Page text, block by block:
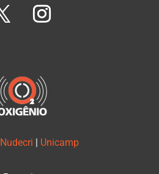
Nudecri | Unicamp